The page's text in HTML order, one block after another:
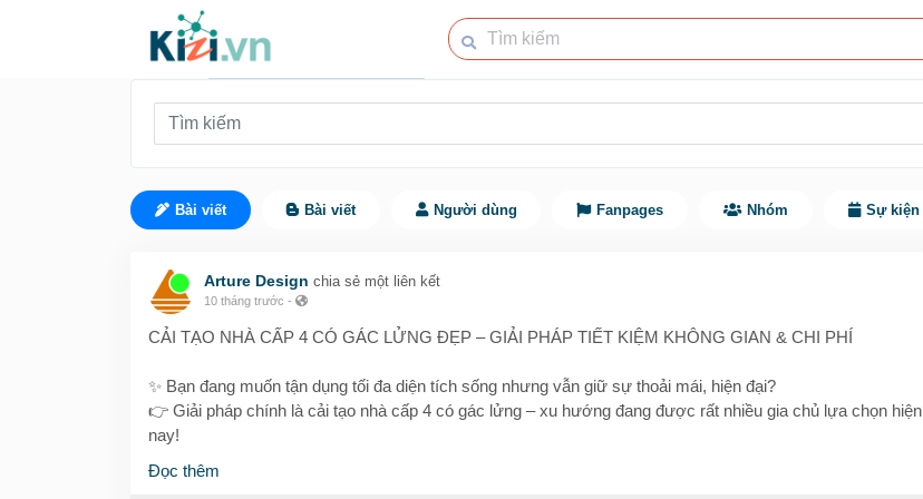
Bài viết Bài viết Người dùng Fanpages Nhóm Sự kiện
Arture Design chia sẻ một liên kết
10 tháng trước -
CẢI TẠO NHÀ CẤP 4 CÓ GÁC LỬNG ĐẸP – GIẢI PHÁP TIẾT KIỆM KHÔNG GIAN & CHI PHÍ
✨ Bạn đang muốn tận dụng tối đa diện tích sống nhưng vẫn giữ sự thoải mái, hiện đại?
👉 Giải pháp chính là cải tạo nhà cấp 4 có gác lửng – xu hướng đang được rất nhiều gia chủ lựa chọn hiện
nay!
🏡 Vì sao nên cải tạo nhà cấp 4 có gác lửng?
Đọc thêm